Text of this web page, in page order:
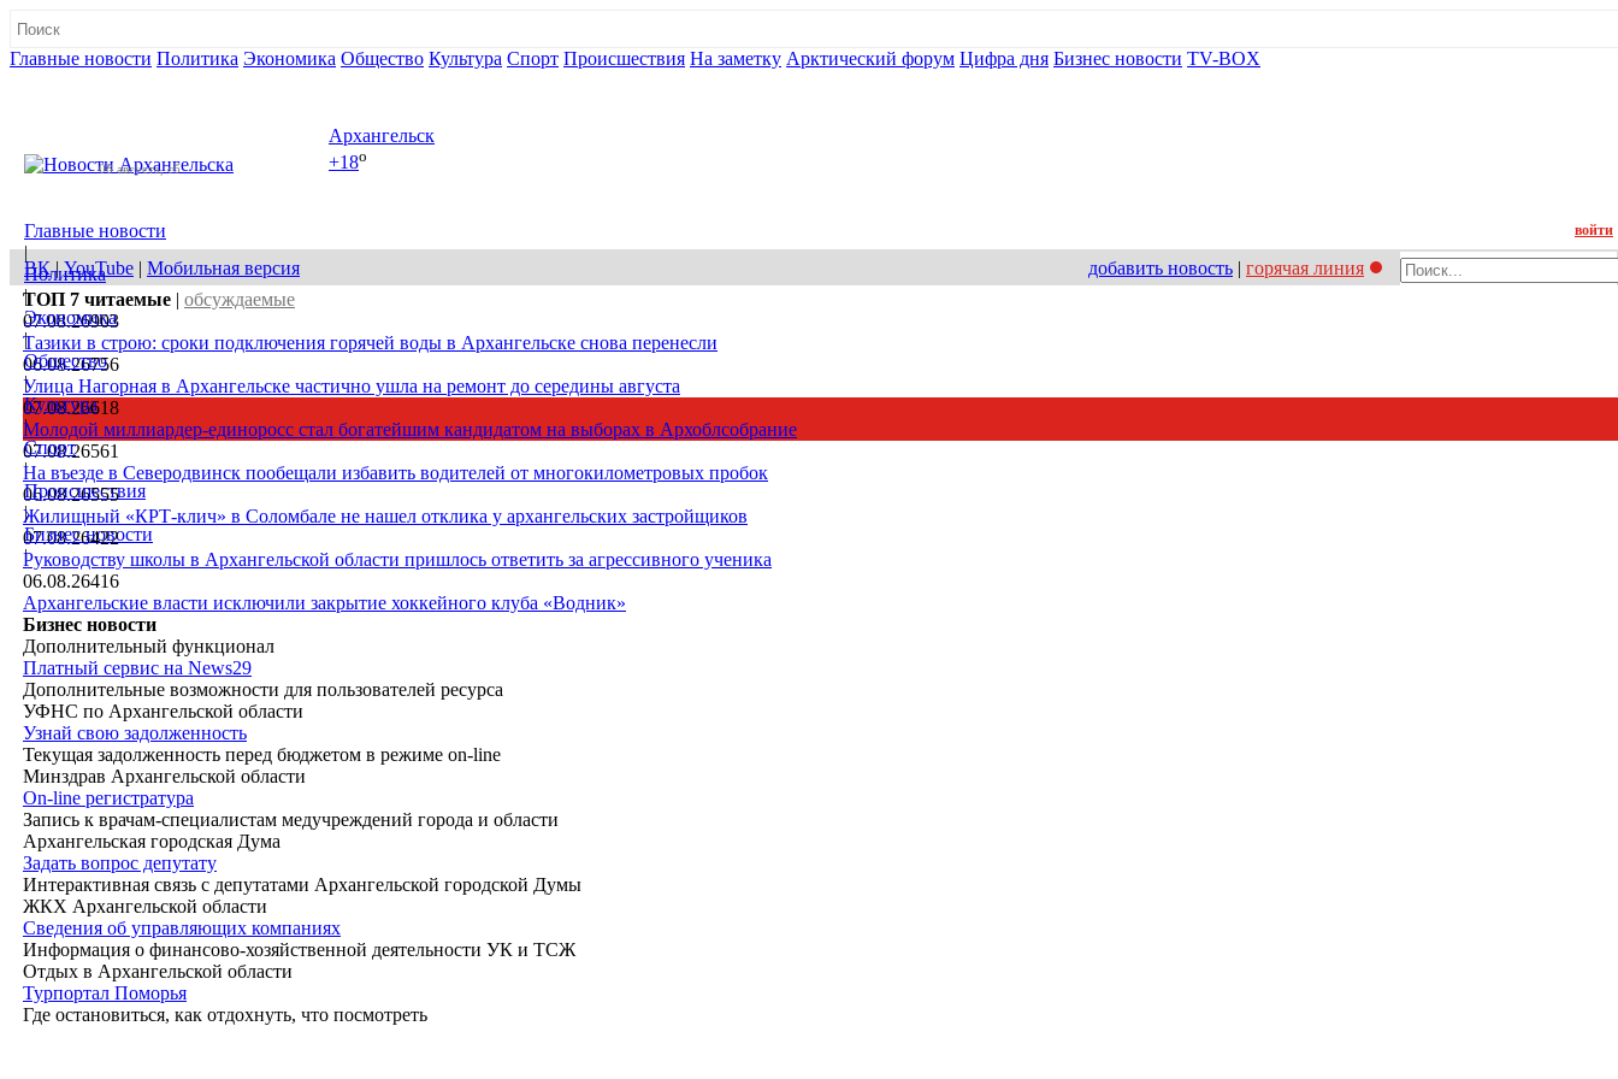
Главные новости Политика Экономика Общество Культура Спорт Происшествия На заметку Арктический форум Цифра дня Бизнес новости TV-BOX
08 августа, сб
Архангельск
+18o
Главные новости
|
Политика
|
Экономика
|
Общество
|
Культура
|
Спорт
|
Происшествия
|
Бизнес новости
|
войти
ВК|YouTube | Мобильная версия добавить новость | горячая линия
ТОП 7 читаемые | обсуждаемые
07.08.26903
Тазики в строю: сроки подключения горячей воды в Архангельске снова перенесли
06.08.26756
Улица Нагорная в Архангельске частично ушла на ремонт до середины августа
07.08.26618
Молодой миллиардер-единоросс стал богатейшим кандидатом на выборах в Архоблсобрание
07.08.26561
На въезде в Северодвинск пообещали избавить водителей от многокилометровых пробок
06.08.26555
Жилищный «КРТ-клич» в Соломбале не нашел отклика у архангельских застройщиков
07.08.26422
Руководству школы в Архангельской области пришлось ответить за агрессивного ученика
06.08.26416
Архангельские власти исключили закрытие хоккейного клуба «Водник»
Бизнес новости
Дополнительный функционал
Платный сервис на News29
Дополнительные возможности для пользователей ресурса
УФНС по Архангельской области
Узнай свою задолженность
Текущая задолженность перед бюджетом в режиме on-line
Минздрав Архангельской области
On-line регистратура
Запись к врачам-специалистам медучреждений города и области
Архангельская городская Дума
Задать вопрос депутату
Интерактивная связь с депутатами Архангельской городской Думы
ЖКХ Архангельской области
Сведения об управляющих компаниях
Информация о финансово-хозяйственной деятельности УК и ТСЖ
Отдых в Архангельской области
Турпортал Поморья
Где остановиться, как отдохнуть, что посмотреть